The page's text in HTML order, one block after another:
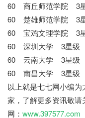
60 商丘师范学院
60 楚雄师范学院
60 宝鸡文理学院
60 深圳大学 3星
60 云南大学 3星
60 南昌大学 3星
以上就是七七网小编
家，了解更多资讯敬
网： www.397577.com